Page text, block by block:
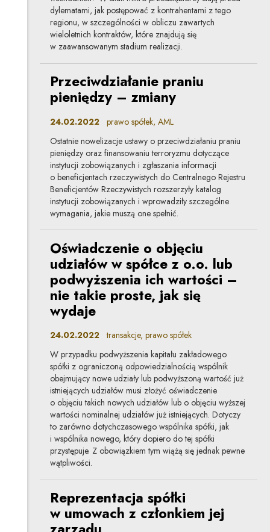
dylematami, jak postępować z kontrahentami z tego
regionu, w szczególności w obliczu zawartych
wieloletnich kontraktów, które znajdują się
w zaawansowanym stadium realizacji.
Przeciwdziałanie praniu
pieniędzy – zmiany
24.02.2022 prawo spółek, AML
Ostatnie nowelizacje ustawy o przeciwdziałaniu praniu
pieniędzy oraz finansowaniu terroryzmu dotyczące
instytucji zobowiązanych i zgłaszania informacji
o beneficjentach rzeczywistych do Centralnego Rejestru
Beneficjentów Rzeczywistych rozszerzyły katalog
instytucji zobowiązanych i wprowadziły szczególne
wymagania, jakie muszą one spełnić.
Oświadczenie o objęciu
udziałów w spółce z o.o. lub
podwyższenia ich wartości –
nie takie proste, jak się
wydaje
24.02.2022 transakcje, prawo spółek
W przypadku podwyższenia kapitału zakładowego
spółki z ograniczoną odpowiedzialnością wspólnik
obejmujący nowe udziały lub podwyższoną wartość już
istniejących udziałów musi złożyć oświadczenie
o objęciu takich nowych udziałów lub o objęciu wyższej
wartości nominalnej udziałów już istniejących. Dotyczy
to zarówno dotychczasowego wspólnika spółki, jak
i wspólnika nowego, który dopiero do tej spółki
przystępuje. Z obowiązkiem tym wiążą się jednak pewne
wątpliwości.
Reprezentacja spółki
w umowach z członkiem jej